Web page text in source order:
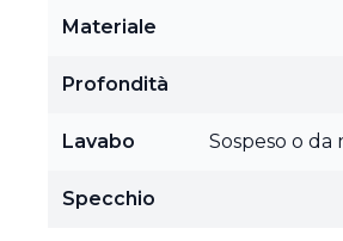
Materiale
Profondità
Lavabo Sospeso o da
Specchio